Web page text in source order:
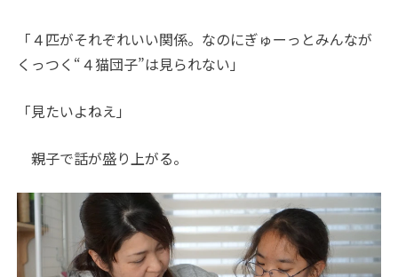
「４匹がそれぞれいい関係。なのにぎゅーっとみんなが
くっつく“４猫団子”は見られない」
「見たいよねえ」
親子で話が盛り上がる。